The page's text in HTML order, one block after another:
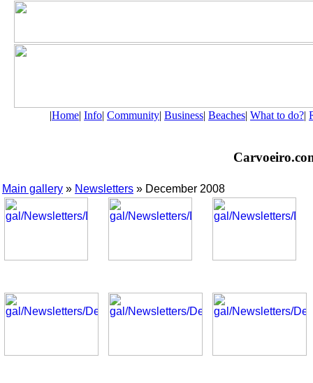
|Home| Info| Community| Business| Beaches| What to do?|
Main gallery » Newsletters » December 2008